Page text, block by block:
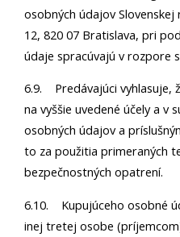
osobných údajov
12, 820 07 Bratislava, pri
údaje spracúvajú v rozpore
6.9. Predávajúci vyhlasuje,
na vyššie uvedené účely a v
osobných údajov a
to za použitia primeraných
bezpečnostných opatrení.
6.10. Kupujúceho osobné
inej tretej osobe